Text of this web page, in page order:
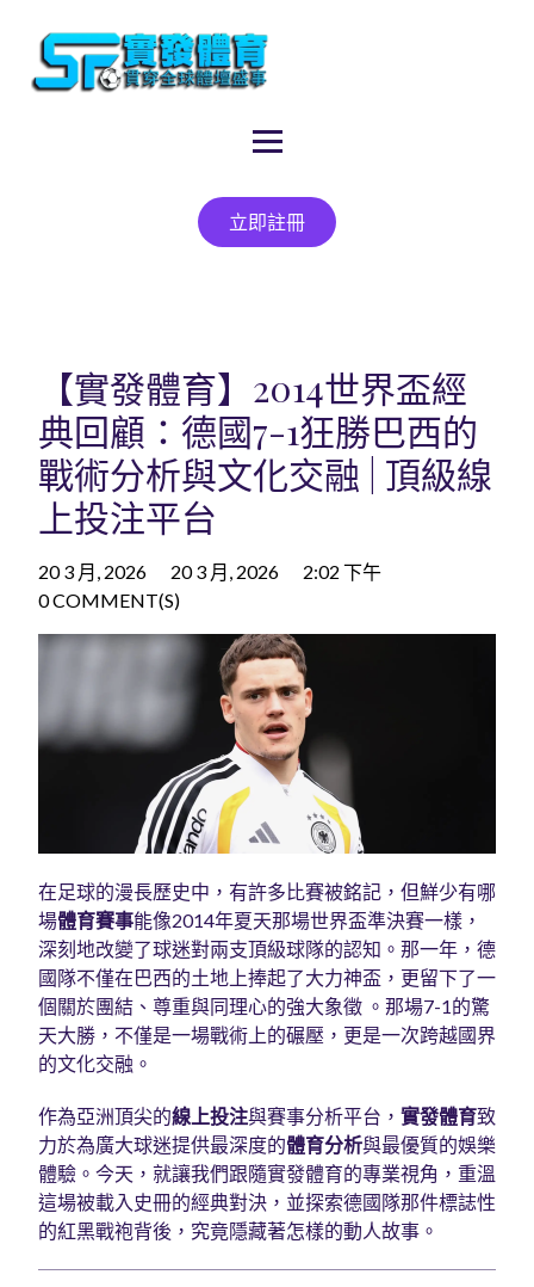
立即註冊
【實發體育】2014世界盃經
典回顧：德國7-1狂勝巴西的
戰術分析與文化交融 | 頂級線
上投注平台
20 3 月, 2026 20 3 月, 2026
2:02 下午
0 COMMENT(S)
在足球的漫長歷史中，有許多比賽被銘記，但鮮少有哪
場體育賽事能像2014年夏天那場世界盃準決賽一樣，
深刻地改變了球迷對兩支頂級球隊的認知。那一年，德
國隊不僅在巴西的土地上捧起了大力神盃，更留下了一
個關於團結、尊重與同理心的強大象徵 。那場7-1的驚
天大勝，不僅是一場戰術上的碾壓，更是一次跨越國界
的文化交融。
作為亞洲頂尖的線上投注與賽事分析平台， 實發體育致
力於為廣大球迷提供最深度的體育分析與最優質的娛樂
體驗。今天，就讓我們跟隨實發體育的專業視角，重溫
這場被載入史冊的經典對決，並探索德國隊那件標誌性
的紅黑戰袍背後，究竟隱藏著怎樣的動人故事。